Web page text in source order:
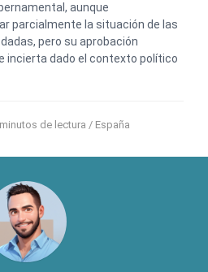
aunque
parcialmente la situación de las
pero su aprobación
incierta dado el contexto político
de lectura / España